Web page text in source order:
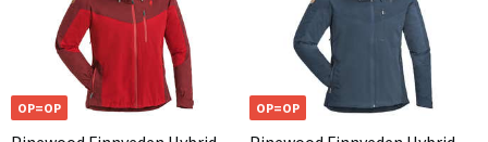
OP=OP OP=OP